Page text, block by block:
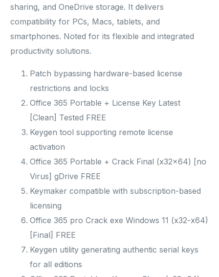
sharing, and OneDrive storage. It delivers
compatibility for PCs, Macs, tablets, and
smartphones. Noted for its flexible and integrated
productivity solutions.
Patch bypassing hardware-based license
restrictions and locks
Office 365 Portable + License Key Latest
[Clean] Tested FREE
Keygen tool supporting remote license
activation
Office 365 Portable + Crack Final (x32x64) [no
Virus] gDrive FREE
Keymaker compatible with subscription-based
licensing
Office 365 pro Crack exe Windows 11 (x32-x64)
[Final] FREE
Keygen utility generating authentic serial keys
for all editions